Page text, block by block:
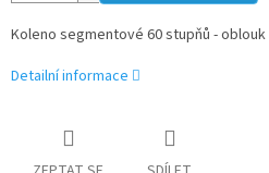
Koleno segmentové 60 stupňů -
Detailní informace